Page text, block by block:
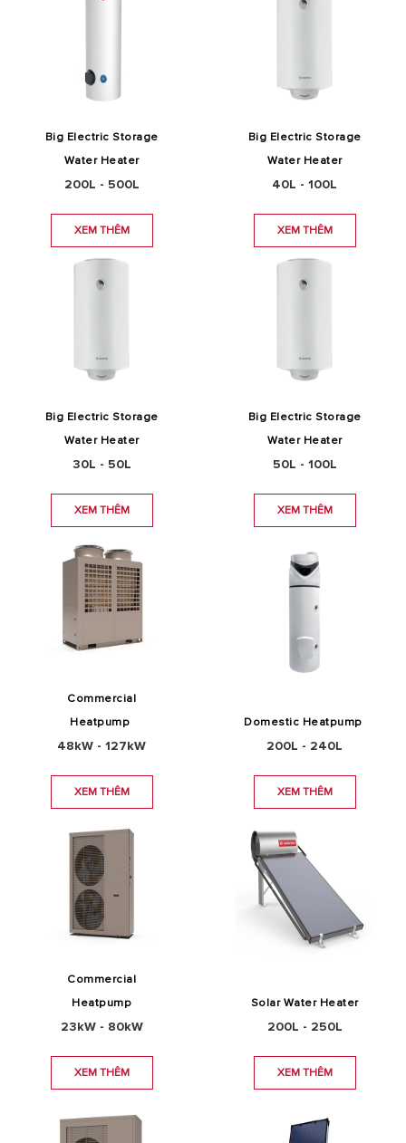
Big Electric Storage
Water Heater
200L - 500L
XEM THÊM
Big Electric Storage
Water Heater
40L - 100L
XEM THÊM
Big Electric Storage
Water Heater
30L - 50L
XEM THÊM
Big Electric Storage
Water Heater
50L - 100L
XEM THÊM
Commercial
Heatpump
48kW - 127kW
XEM THÊM
Domestic Heatpump
200L - 240L
XEM THÊM
Commercial
Heatpump
23kW - 80kW
XEM THÊM
Solar Water Heater
200L - 250L
XEM THÊM